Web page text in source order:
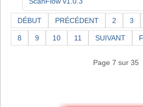
DÉBUT PRÉCÉDENT 2 3
8 9 10 11 SUIVANT
Page 7 sur 35